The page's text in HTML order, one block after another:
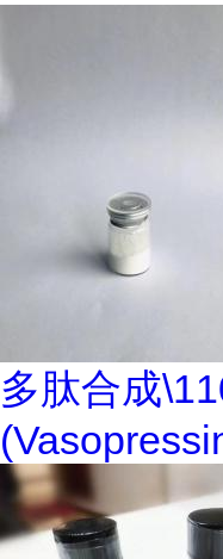
多肽合成